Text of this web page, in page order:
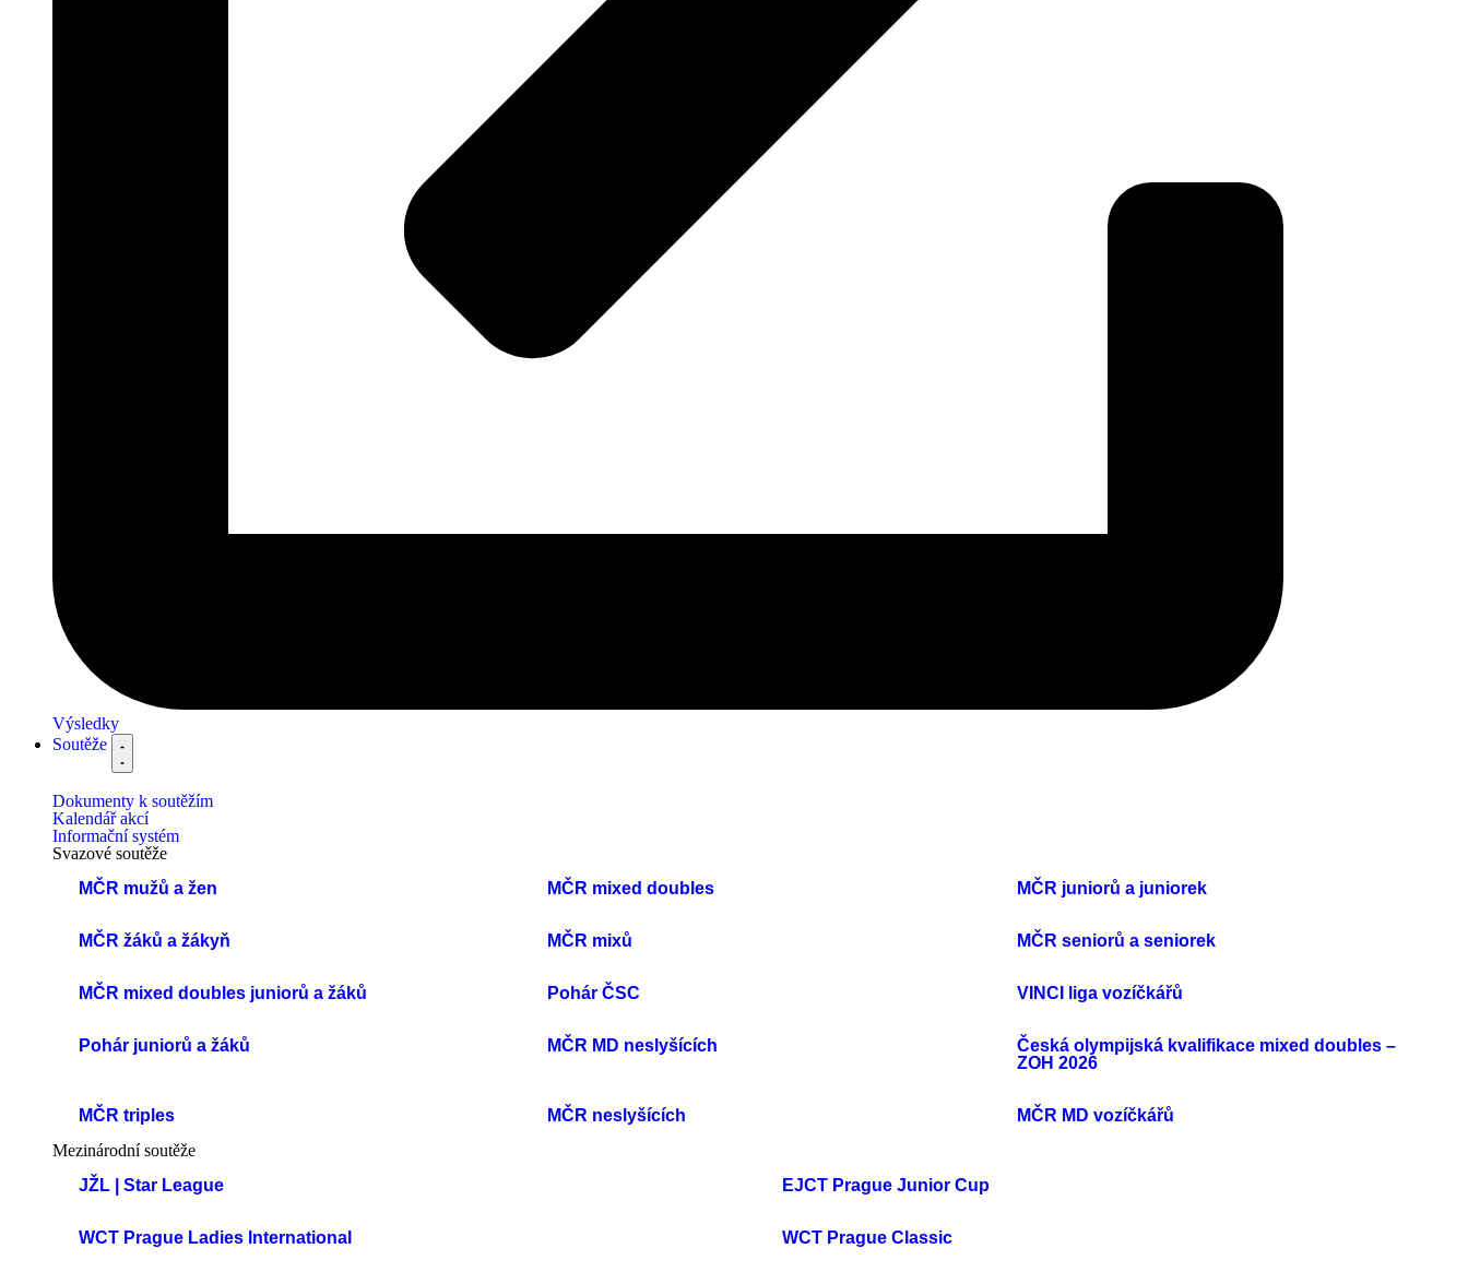
Výsledky
Soutěže
Dokumenty k soutěžím
Kalendář akcí
Informační systém
Svazové soutěže
MČR mužů a žen
MČR mixed doubles MČR juniorů a juniorek
MČR žáků a žákyň MČR mixů MČR seniorů a seniorek
MČR mixed doubles juniorů a žáků Pohár ČSC VINCI liga vozíčkářů
Pohár juniorů a žáků MČR MD neslyšících
Česká olympijská kvalifikace mixed doubles –
ZOH 2026
MČR triples MČR neslyšících
MČR MD vozíčkářů
Mezinárodní soutěže
JŽL | Star League
EJCT Prague Junior Cup
WCT Prague Ladies International WCT Prague Classic